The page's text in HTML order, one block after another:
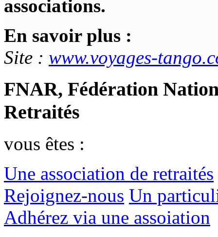
associations.
En savoir plus :
Site : www.voyages-
FNAR, Fédération
Retraités
vous êtes :
Une association de retraités
Rejoignez-nous Un
Adhérez via une assoiation